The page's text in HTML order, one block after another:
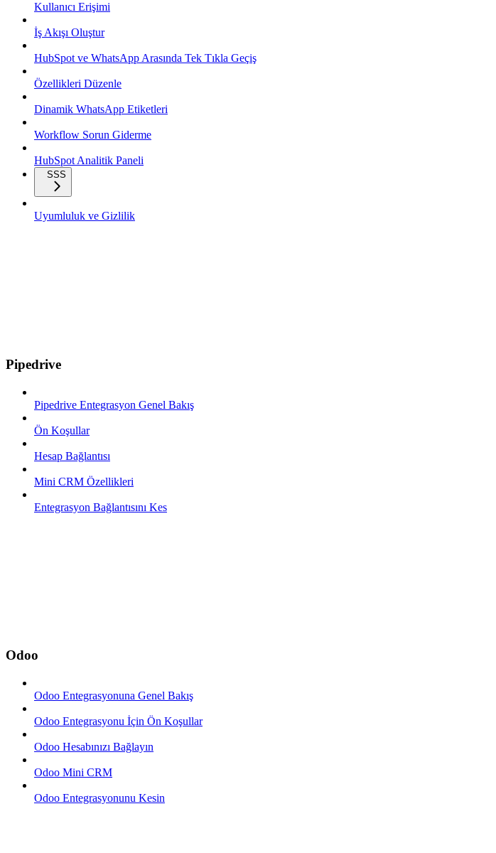
Kullanıcı Erişimi
İş Akışı Oluştur
HubSpot ve WhatsApp Arasında Tek Tıkla Geçiş
Özellikleri Düzenle
Dinamik WhatsApp Etiketleri
Workflow Sorun Giderme
HubSpot Analitik Paneli
SSS
Uyumluluk ve Gizlilik
Pipedrive
Pipedrive Entegrasyon Genel Bakış
Ön Koşullar
Hesap Bağlantısı
Mini CRM Özellikleri
Entegrasyon Bağlantısını Kes
Odoo
Odoo Entegrasyonuna Genel Bakış
Odoo Entegrasyonu İçin Ön Koşullar
Odoo Hesabınızı Bağlayın
Odoo Mini CRM
Odoo Entegrasyonunu Kesin